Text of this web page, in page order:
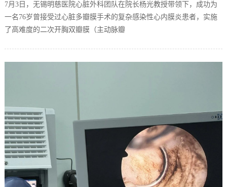
7月3日，无锡明慈医院心脏外科团队在院长杨光教授带领下，成功为
一名76岁曾接受过心脏多瓣膜手术的复杂感染性心内膜炎患者，实施
了高难度的二次开胸双瓣膜（主动脉瓣